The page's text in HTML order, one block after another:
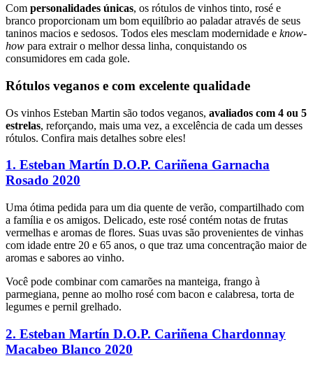
Com personalidades únicas, os rótulos de vinhos tinto, rosé e
branco proporcionam um bom equilíbrio ao paladar através de seus
taninos macios e sedosos. Todos eles mesclam modernidade e know-
how para extrair o melhor dessa linha, conquistando os
consumidores em cada gole.
Rótulos veganos e com excelente qualidade
Os vinhos Esteban Martin são todos veganos, avaliados com 4 ou 5
estrelas, reforçando, mais uma vez, a excelência de cada um desses
rótulos. Confira mais detalhes sobre eles!
1. Esteban Martín D.O.P. Cariñena Garnacha
Rosado 2020
Uma ótima pedida para um dia quente de verão, compartilhado com
a família e os amigos. Delicado, este rosé contém notas de frutas
vermelhas e aromas de flores. Suas uvas são provenientes de vinhas
com idade entre 20 e 65 anos, o que traz uma concentração maior de
aromas e sabores ao vinho.
Você pode combinar com camarões na manteiga, frango à
parmegiana, penne ao molho rosé com bacon e calabresa, torta de
legumes e pernil grelhado.
2. Esteban Martín D.O.P. Cariñena Chardonnay
Macabeo Blanco 2020